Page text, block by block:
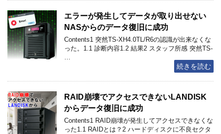
エラーが発生してデータが取り出せない
NASからのデータ復旧に成功
Contents1 突然TS-XH4.0TL/R6の認識が出来なくな
った。1.1 診断内容1.2 結果2 スタッフ所感 突然TS-
…
続きを読む
RAID崩壊でアクセスできないLANDISK
からデータ復旧に成功
Contents1 RAID崩壊が発生してアクセスできなくな
った1.1 RAIDとは？2 ハードディスクに不良セクタ